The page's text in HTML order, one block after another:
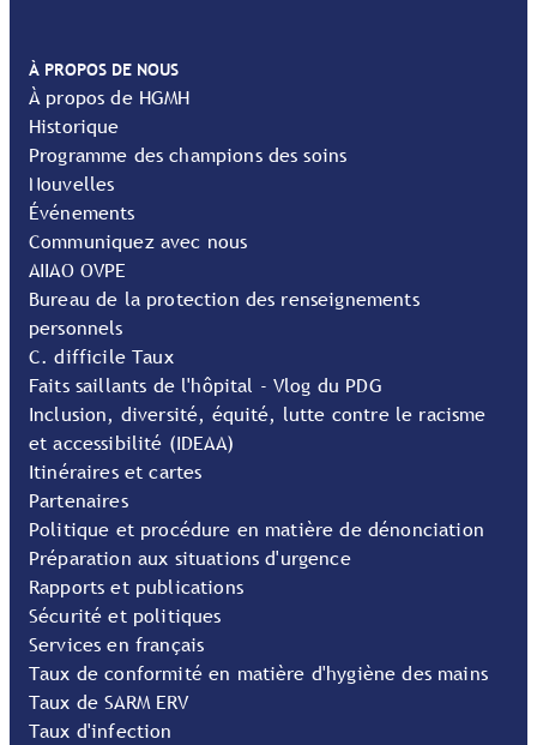
À PROPOS DE NOUS
À propos de HGMH
Historique
Programme des champions des soins
Nouvelles
Événements
Communiquez avec nous
AIIAO OVPE
Bureau de la protection des renseignements
personnels
C. difficile Taux
Faits saillants de l'hôpital - Vlog du PDG
Inclusion, diversité, équité, lutte contre le racisme
et accessibilité (IDEAA)
Itinéraires et cartes
Partenaires
Politique et procédure en matière de dénonciation
Préparation aux situations d'urgence
Rapports et publications
Sécurité et politiques
Services en français
Taux de conformité en matière d'hygiène des mains
Taux de SARM ERV
Taux d'infection